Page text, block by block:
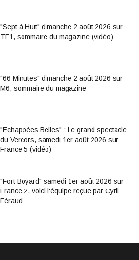
"Sept à Huit" dimanche 2 août 2026 sur
TF1, sommaire du magazine (vidéo)
"66 Minutes" dimanche 2 août 2026 sur
M6, sommaire du magazine
"Echappées Belles" : Le grand spectacle
du Vercors, samedi 1er août 2026 sur
France 5 (vidéo)
"Fort Boyard" samedi 1er août 2026 sur
France 2, voici l'équipe reçue par Cyril
Féraud